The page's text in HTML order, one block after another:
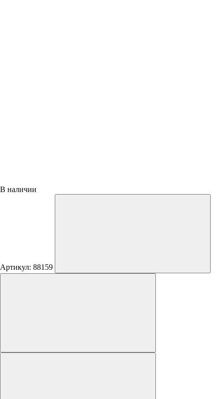
В наличии
Артикул: 88159